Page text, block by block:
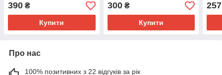
390 ₴
Купити
300₴
Купити
257
Про нас
100% позитивних з 22 відгуків за рік